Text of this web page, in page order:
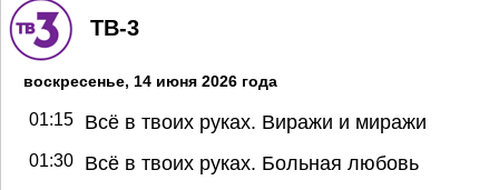
ТВ-3
воскресенье, 14 июня 2026 года
01:15 Всё в твоих руках. Виражи и миражи
01:30 Всё в твоих руках. Больная любовь